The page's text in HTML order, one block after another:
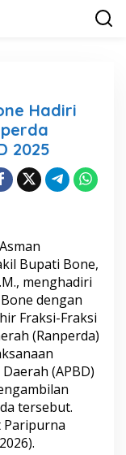
Hadiri
2025
Bupati Bone,
menghadiri
dengan
Fraksi-Fraksi
(Ranperda)
(APBD)
tersebut.
Paripurna